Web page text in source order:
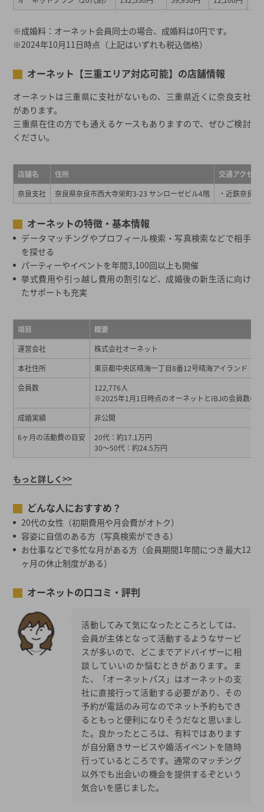
※成婚料：オーネット会員同士の場合、成婚料は0円です。
※2024年10月11日時点（上記はいずれも税込価格）
オーネット【三重エリア対応可能】の店舗情報
オーネットは三重県に支社がないもの、三重県近くに奈良支社
があります。
三重県在住の方でも通えるケースもありますので、ぜひご検討
ください。
店舗名 住所
交通アクセス
奈良支社
奈良県奈良市西大寺栄町3-23 サンローゼビル4階 ・近鉄奈良
オーネットの特徴・基本情報
データマッチングやプロフィール検索・写真検索などで相手
を探せる
パーティーやイベントを年間3,100回以上も開催
挙式費用や引っ越し費用の割引など、成婚後の新生活に向け
たサポートも充実
項目
概要
運営会社
株式会社オーネット
本社住所
東京都中央区晴海一丁目8番12号晴海アイランド ト
会員数
122,776人
※2025年1月1日時点のオーネットとIBJの会員数の
成婚実績
非公開
6ヶ月の活動費の目安
20代：約17.1万円
30～50代：約24.5万円
もっと詳しく>>
どんな人におすすめ？
20代の女性（初期費用や月会費がオトク）
容姿に自信のある方（写真検索ができる）
お仕事などで多忙な月がある方（会員期間1年間につき最大12
ヶ月の休止制度がある）
オーネットの口コミ・評判
活動してみて気になったところとしては、
会員が主体となって活動するようなサービ
スが多いので、どこまでアドバイザーに相
談していいのか悩むときがあります。ま
た、「オーネットパス」はオーネットの支
社に直接行って活動する必要があり、その
予約が電話のみ可なのでネット予約もでき
るともっと便利になりそうだなと思いまし
た。良かったところは、有料ではあります
が自分磨きサービスや婚活イベントを随時
行っているところです。通常のマッチング
以外でも出会いの機会を提供するぞという
気合いを感じました。